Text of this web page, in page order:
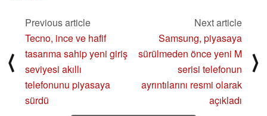
⟨
Previous article
Tecno, ince ve hafif
tasarıma sahip yeni giriş
seviyesi akıllı
telefonunu piyasaya
sürdü
Next article
Samsung, piyasaya
sürülmeden önce yeni M
serisi telefonun
ayrıntılarını resmi olarak
açıkladı
⟩